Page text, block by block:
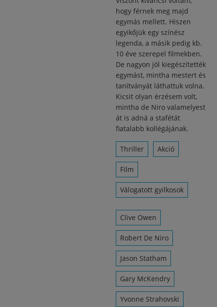
hogy férnek meg majd
egymás mellett. Hiszen
egyikőjük egy színész
legenda, a másik pedig kb.
10 éve szerepel filmekben.
De nagyon jól kiegészítették
egymást, mintha mestert és
tanítványát láthattuk volna.
Kicsit olyan érzésem volt,
mintha de Niro valamelyest
át is adná a stafétát
fiatalabb kollégájának.
Thriller Akció
Film
Válogatott gyilkosok
Clive Owen
Robert De Niro
Jason Statham
Gary McKendry
Yvonne Strahovski